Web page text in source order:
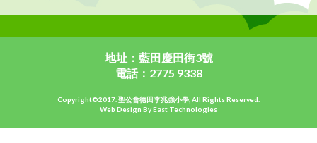
地址：藍田慶田街3號
電話：2775 9338
Copyright©2017. 聖公會德田李兆強小學, All Rights Reserved.
Web Design By East Technologies